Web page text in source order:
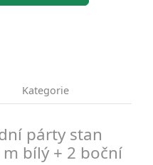
Kategorie
párty stan
m bílý + 2 boční